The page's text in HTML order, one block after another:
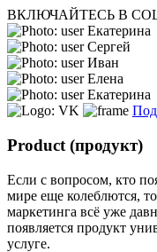
ВКЛЮЧАЙТЕСЬ В
Екатерина
Сергей
Иван
Елена
Екатерина
Product (продукт)
Если с вопросом, кто
мире еще колеблются,
маркетинга всё уже
появляется продукт
услуге.